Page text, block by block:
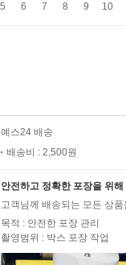
5 6 7 8 9 10
예스24 배송
배송비 : 2,500원
안전하고 정확한 포장을 위
고객님께 배송되는 모든 상
목적 : 안전한 포장 관리
촬영범위 : 박스 포장 작업